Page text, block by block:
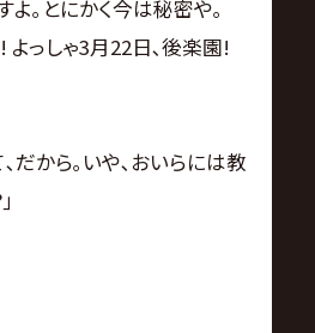
｣
ん｡誰なんですか? え?